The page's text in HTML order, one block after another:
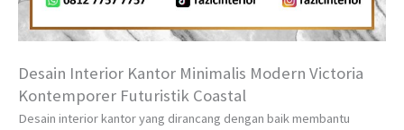
Desain Interior Kantor Minimalis Modern Victoria
Kontemporer Futuristik Coastal
Desain interior kantor yang dirancang dengan baik membantu